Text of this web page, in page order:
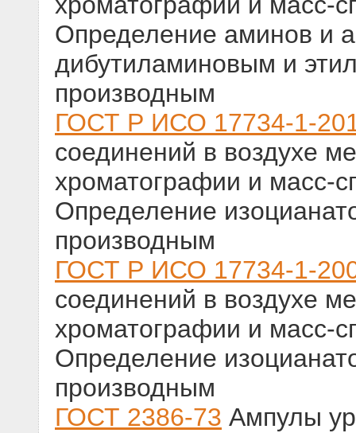
Определение аминов и
дибутиламиновым и
производным
ГОСТ Р ИСО 17734-1-
соединений в воздухе
хроматографии и масс-
Определение
производным
ГОСТ Р ИСО 17734-1-
соединений в воздухе
хроматографии и масс-
Определение
производным
ГОСТ 2386-73 Ампулы